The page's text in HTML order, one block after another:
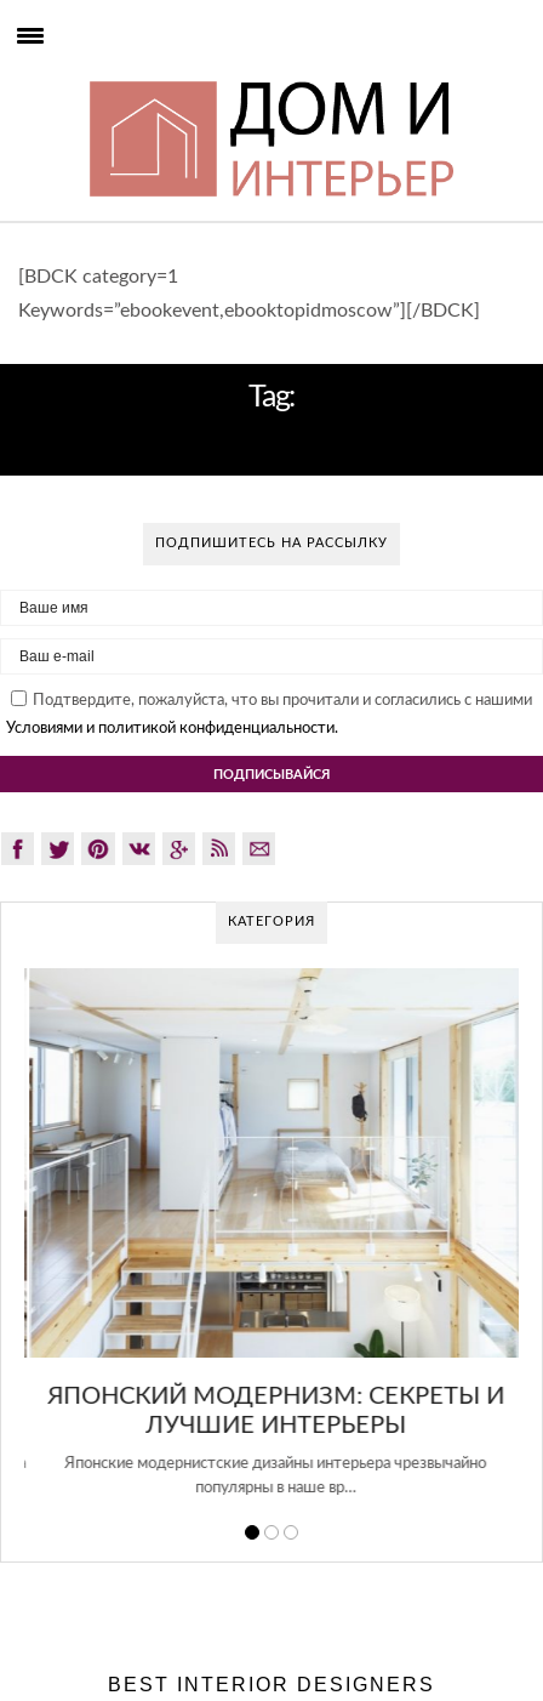
[BDCK category=1
Keywords=”ebookevent,ebooktopidmoscow”][/BDCK]
Tag:
ПОДПИШИТЕСЬ НА РАССЫЛКУ
Подтвердите, пожалуйста, что вы прочитали и согласились с нашими
Условиями и политикой конфиденциальности.
КАТЕГОРИЯ
ЯПОНСКИЙ МОДЕРНИЗМ: СЕКРЕТЫ И
ЛУЧШИЕ ИНТЕРЬЕРЫ
Японские модернистские дизайны интерьера чрезвычайно
популярны в наше вр…
BEST INTERIOR DESIGNERS